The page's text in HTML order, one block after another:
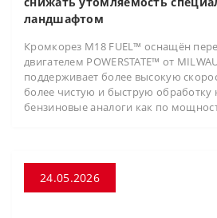
ландшафтом
Кромкорез M18 FUEL™ оснащён
двигателем POWERSTATE™ от
поддерживает более высокую
более чистую и быструю обработку
бензиновые аналоги как по
24.05.2026